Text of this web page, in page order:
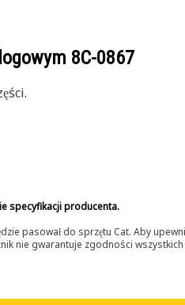
8C-0867
specyfikacji producenta.
pasował do sprzętu Cat. Aby
nie gwarantuje zgodności wszystkich